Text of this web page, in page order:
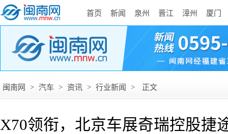
首页 新闻 泉州 晋江 漳州 厦门
闽南网 > 汽车 > 资讯 > 行业新闻 > 正文
X70领衔，北京车展奇瑞控股捷